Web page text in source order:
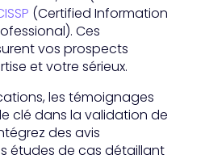
(Certified Information
Ces
vos prospects
et votre sérieux.
les témoignages
clé dans la validation de
des avis
études de cas détaillant